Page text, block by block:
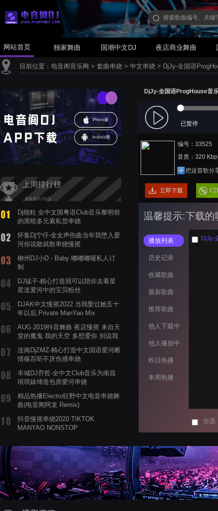
网站首页 独家舞曲 国潮中文DJ 夜店商业舞曲
目前位置： 电音阁音乐网 > 套曲串烧 > 中文串烧 > DjJy-全国语
上周排行榜
Dj细粒 全中文国粤语Club音乐黎明前
的黑暗多元素私货串烧
怀集Dj宁仔-全女声伤曲当年我堕入爱
河你说散就散串烧慢摇
柳州DJ小D - Baby 嘟嘟嘟哑私人订
制
DJ猛子-精心打造我可以陪你去看星
星送爱河中的宝贝粉丝
DJAK中文慢摇2022 当我娶过她五十
年以后,Private ManYao Mix
AUG 2019抖音舞曲 夜店慢摇 来自天
堂的魔鬼 我的天空 多想爱你 别说我
连南DjZMZ-精心打造中文国语爱河断
情殇百听不厌伤感串烧
丰城DJ乔哲-全中文Club音乐为南昌
琪琪妹缔造包房爱河串烧
精品热播Electro狂野中文电音串烧舞
曲(电音阁阿龙 Remix)
抖音慢摇串烧2020 TIKTOK
MANYAO NONSTOP
蝉爸爸妈妈爱存在夏天的风是想你的
声音啊
DjJy-全国语ProgHouse音
已暂停
编号：33525
音质：320
把这首歌分
立即下载
温馨提示:下载的
播放列表
历史记录
收藏歌曲
最新歌曲
推荐歌曲
他人下载中
他人播放中
昨日热播
本周热播
DjJy-
全选